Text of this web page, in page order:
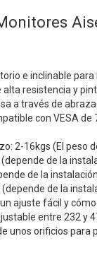
e inclinable
alta resistencia y
a través de
con VESA de
2-16kgs (El
de la
de la
de la
ajuste fácil y
entre 232 y
unos orificios para